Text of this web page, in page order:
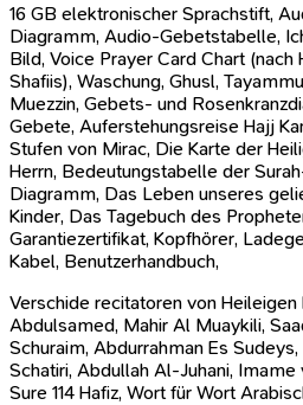
16 GB elektronischer Sprachstift,
Diagramm, Audio-Gebetstabelle,
Bild, Voice Prayer Card Chart (nach
Shafiis), Waschung, Ghusl,
Muezzin, Gebets- und
Gebete, Auferstehungsreise Hajj
Stufen von Mirac, Die Karte der
Herrn, Bedeutungstabelle der
Diagramm, Das Leben unseres
Kinder, Das Tagebuch des
Garantiezertifikat, Kopfhörer,
Kabel, Benutzerhandbuch,
Verschide recitatoren von Heileigen
Abdulsamed, Mahir Al Muaykili,
Schuraim, Abdurrahman Es
Schatiri, Abdullah Al-Juhani, Imame
Sure 114 Hafiz, Wort für Wort